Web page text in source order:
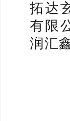
拓达
有限
润汇